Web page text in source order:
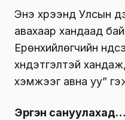
Энэ хүрээнд Улсын
авахаар хандаад
Ерөнхийлөгчийн
хүндэтгэлтэй
хэмжээг авна уу”
Эргэн сануулахад…